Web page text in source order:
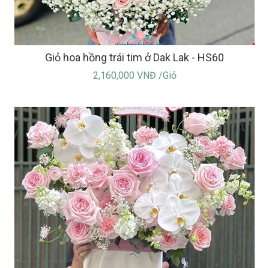
Giỏ hoa hồng trái tim ở Dak Lak - HS60
2,160,000 VNĐ /Giỏ